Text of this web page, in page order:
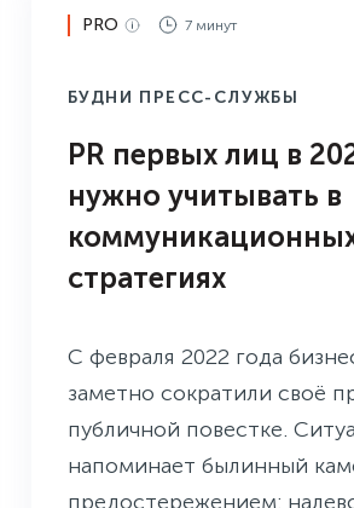
PRO 7 минут
БУДНИ ПРЕСС-СЛУЖБЫ
PR первых лиц в
нужно учитывать в
стратегиях
С февраля 2022 года
заметно сократили своё
публичной повестке.
напоминает былинный
предостережением: